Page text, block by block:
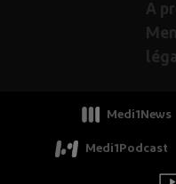
A
Medi1News
Medi1Podcast